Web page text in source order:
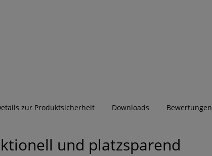
zur Produktsicherheit Downloads Bewertungen
und platzsparend